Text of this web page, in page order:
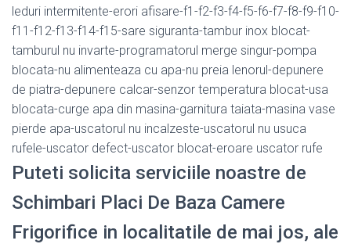
leduri intermitente-erori afisare-f1-f2-f3-f4-f5-f6-f7-f8-f9-f10-
f11-f12-f13-f14-f15-sare siguranta-tambur inox blocat-
tamburul nu invarte-programatorul merge singur-pompa
blocata-nu alimenteaza cu apa-nu preia lenorul-depunere
de piatra-depunere calcar-senzor temperatura blocat-usa
blocata-curge apa din masina-garnitura taiata-masina vase
pierde apa-uscatorul nu incalzeste-uscatorul nu usuca
rufele-uscator defect-uscator blocat-eroare uscator rufe
Puteti solicita serviciile noastre de
Schimbari Placi De Baza Camere
Frigorifice in localitatile de mai jos, ale